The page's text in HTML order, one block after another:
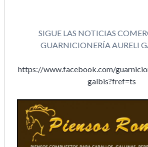
SIGUE LAS NOTICIAS
GUARNICIONERÍA AURELI
https://www.facebook.com/
galbis?fref=ts